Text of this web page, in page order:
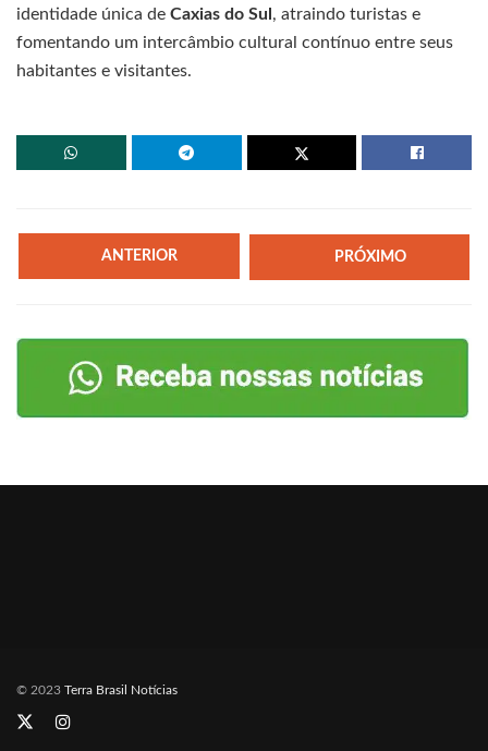
identidade única de Caxias do Sul , atraindo turistas e
fomentando um intercâmbio cultural contínuo entre seus
habitantes e visitantes.
ANTERIOR PRÓXIMO
© 2023 Terra Brasil Notícias